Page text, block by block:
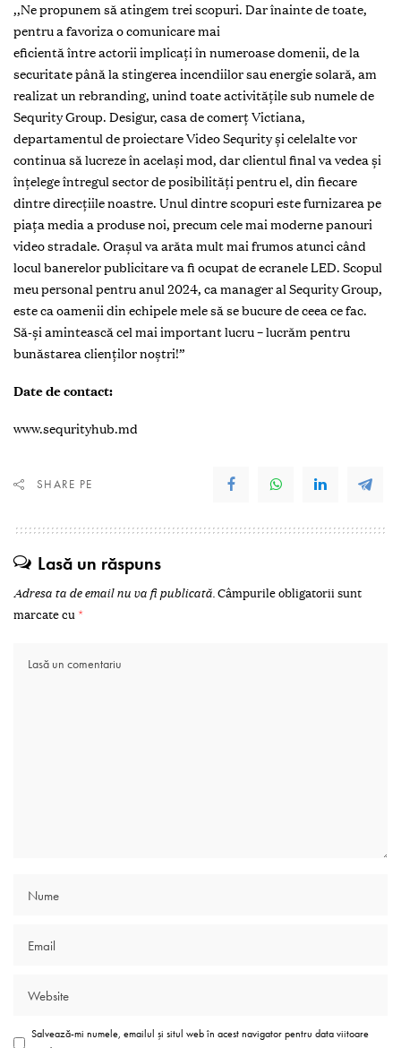
,,Ne propunem să atingem trei scopuri. Dar înainte de toate,
pentru a favoriza o comunicare mai
eficientă între actorii implicați în numeroase domenii, de la
securitate până la stingerea incendiilor sau energie solară, am
realizat un rebranding, unind toate activitățile sub numele de
Sequrity Group. Desigur, casa de comerț Victiana,
departamentul de proiectare Video Sequrity și celelalte vor
continua să lucreze în același mod, dar clientul final va vedea și
înțelege întregul sector de posibilități pentru el, din fiecare
dintre direcțiile noastre. Unul dintre scopuri este furnizarea pe
piața media a produse noi, precum cele mai moderne panouri
video stradale. Orașul va arăta mult mai frumos atunci când
locul banerelor publicitare va fi ocupat de ecranele LED. Scopul
meu personal pentru anul 2024, ca manager al Sequrity Group,
este ca oamenii din echipele mele să se bucure de ceea ce fac.
Să-și amintească cel mai important lucru – lucrăm pentru
bunăstarea clienților noștri!”
Date de contact:
www.sequrityhub.md
SHARE PE
Lasă un răspuns
Adresa ta de email nu va fi publicată.Câmpurile obligatorii sunt
marcate cu *
Salvează-mi numele, emailul și situl web în acest navigator pentru data viitoare